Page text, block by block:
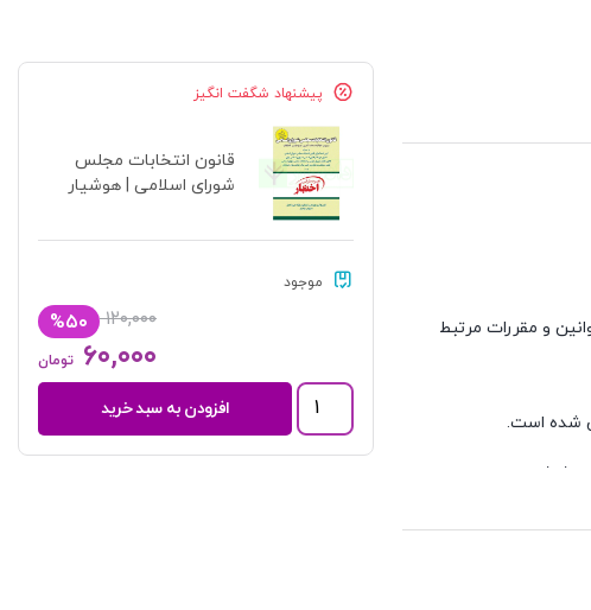
پیشنهاد شگفت انگیز
قانون انتخابات مجلس
شورای اسلامی | هوشیار
موجود
۱۲۰,۰۰۰
۶۰,۰۰۰ تومان
%۵۰
قانون
انتخابات
مجلس
افزودن به سبد خرید